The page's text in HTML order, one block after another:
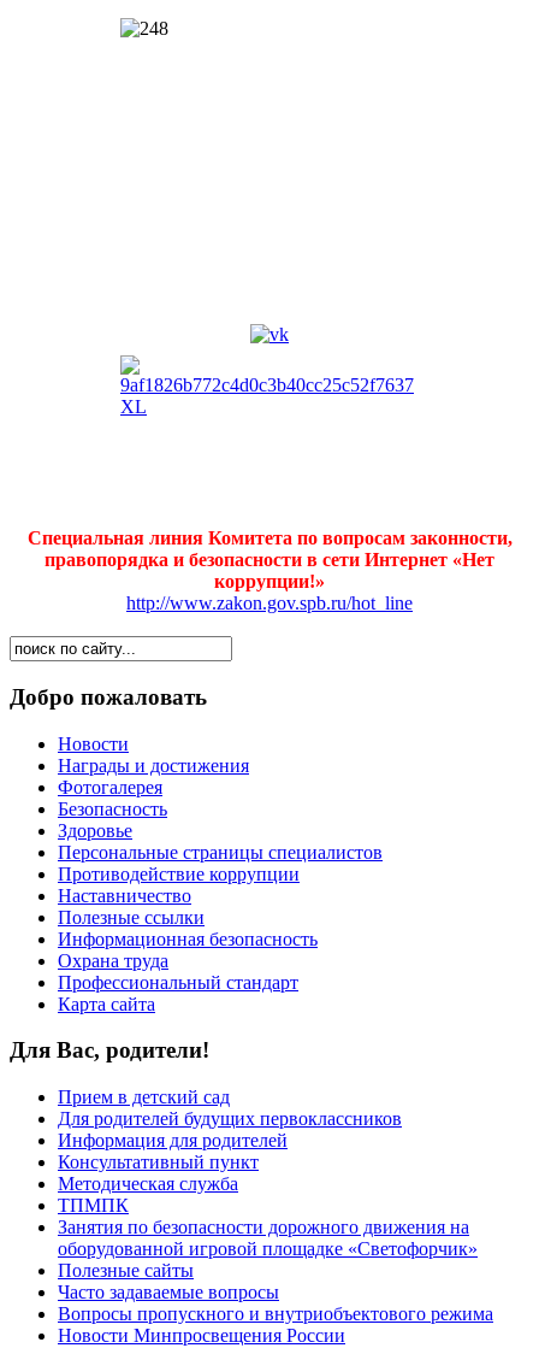
Специальная линия Комитета по вопросам законности,
правопорядка и безопасности в сети Интернет «Нет
коррупции!»
http://www.zakon.gov.spb.ru/hot_line
Добро пожаловать
Новости
Награды и достижения
Фотогалерея
Безопасность
Здоровье
Персональные страницы специалистов
Противодействие коррупции
Наставничество
Полезные ссылки
Информационная безопасность
Охрана труда
Профессиональный стандарт
Карта сайта
Для Вас, родители!
Прием в детский сад
Для родителей будущих первоклассников
Информация для родителей
Консультативный пункт
Методическая служба
ТПМПК
Занятия по безопасности дорожного движения на
оборудованной игровой площадке «Светофорчик»
Полезные сайты
Часто задаваемые вопросы
Вопросы пропускного и внутриобъектового режима
Новости Минпросвещения России